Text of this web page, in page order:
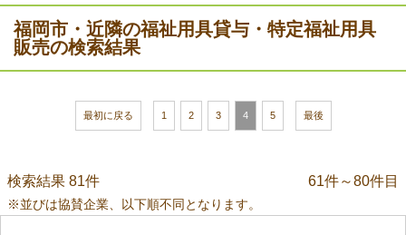
福岡市・近隣の福祉用具貸与・特定福祉用具
販売の検索結果
最初に戻る 1 2 3 4 5 最後
検索結果 81件 61件～80件目
※並びは協賛企業、以下順不同となります。